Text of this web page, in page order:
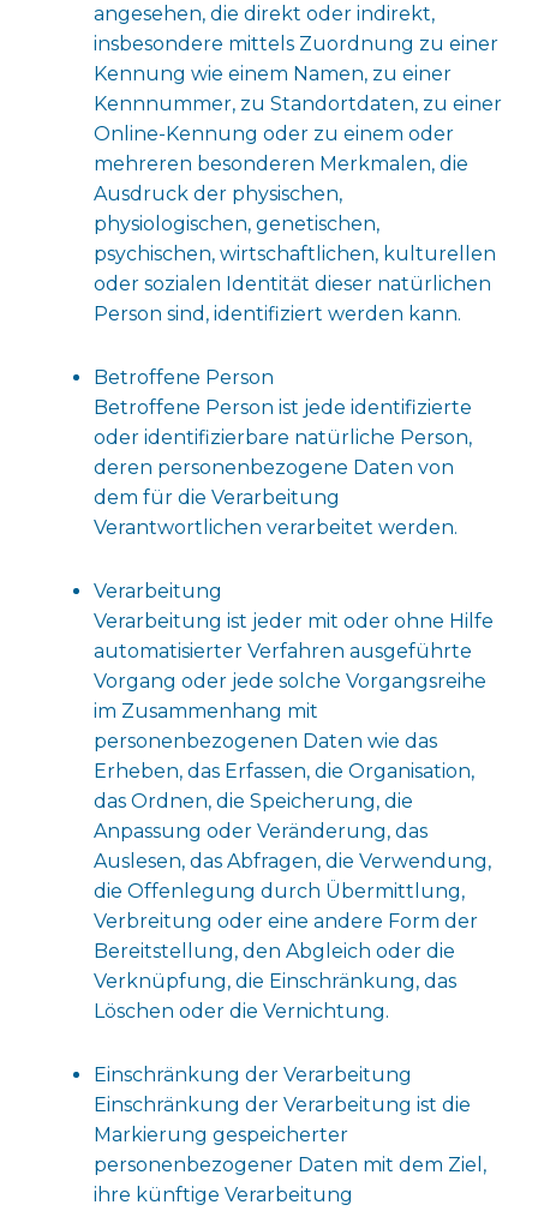
angesehen, die direkt oder indirekt,
insbesondere mittels Zuordnung zu einer
Kennung wie einem Namen, zu einer
Kennnummer, zu Standortdaten, zu einer
Online-Kennung oder zu einem oder
mehreren besonderen Merkmalen, die
Ausdruck der physischen,
physiologischen, genetischen,
psychischen, wirtschaftlichen, kulturellen
oder sozialen Identität dieser natürlichen
Person sind, identifiziert werden kann.
Betroffene Person
Betroffene Person ist jede identifizierte
oder identifizierbare natürliche Person,
deren personenbezogene Daten von
dem für die Verarbeitung
Verantwortlichen verarbeitet werden.
Verarbeitung
Verarbeitung ist jeder mit oder ohne Hilfe
automatisierter Verfahren ausgeführte
Vorgang oder jede solche Vorgangsreihe
im Zusammenhang mit
personenbezogenen Daten wie das
Erheben, das Erfassen, die Organisation,
das Ordnen, die Speicherung, die
Anpassung oder Veränderung, das
Auslesen, das Abfragen, die Verwendung,
die Offenlegung durch Übermittlung,
Verbreitung oder eine andere Form der
Bereitstellung, den Abgleich oder die
Verknüpfung, die Einschränkung, das
Löschen oder die Vernichtung.
Einschränkung der Verarbeitung
Einschränkung der Verarbeitung ist die
Markierung gespeicherter
personenbezogener Daten mit dem Ziel,
ihre künftige Verarbeitung